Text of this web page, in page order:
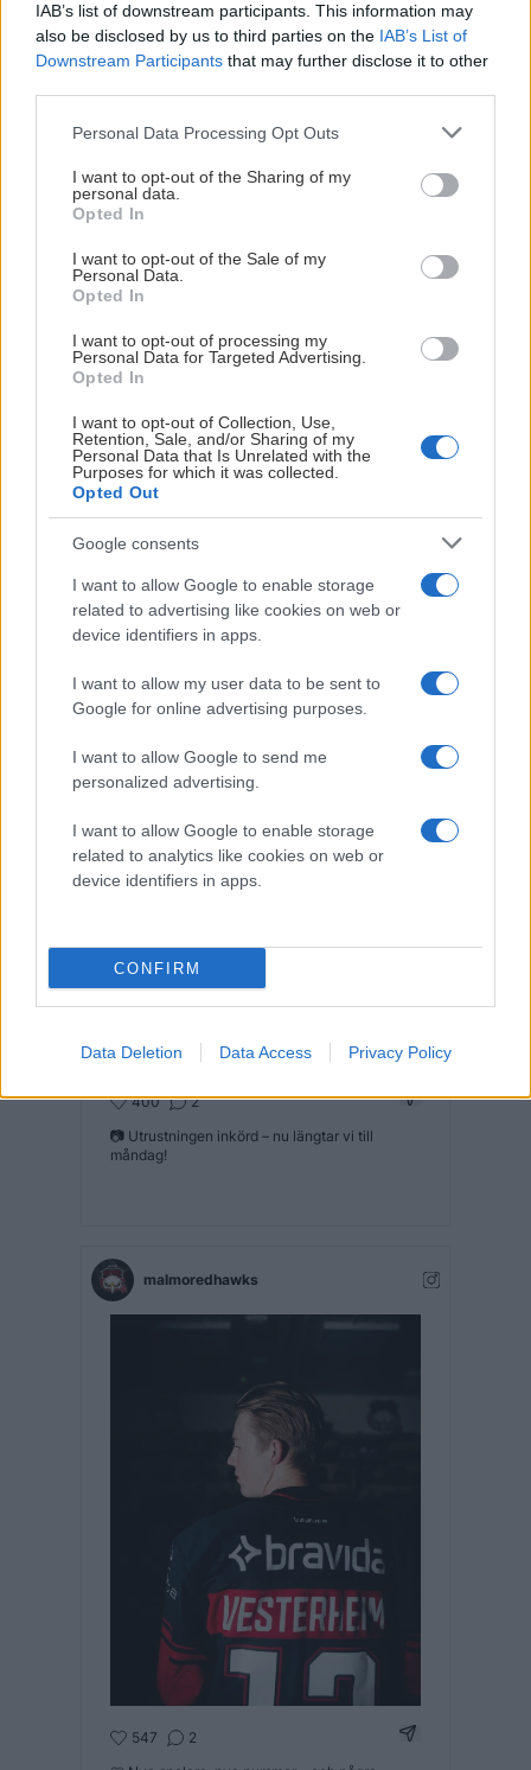
IAB’s list of downstream participants. This information may
also be disclosed by us to third parties on the IAB’s List of
Downstream Participants that may further disclose it to other
Please note that this website/app uses one or more Google
not limited to your visit or usage behaviour. You may click to
grant or deny consent to Google and its third-party tags to
use your data for below specified purposes in below Google
consent section.
Personal Data Processing Opt Outs
I want to opt-out of the Sharing of my
personal data.
Opted In
I want to opt-out of the Sale of my
Personal Data.
Opted In
I want to opt-out of processing my
Personal Data for Targeted Advertising.
Opted In
I want to opt-out of Collection, Use,
Retention, Sale, and/or Sharing of my
Personal Data that Is Unrelated with the
Purposes for which it was collected.
Opted Out
Google consents
I want to allow Google to enable storage
related to advertising like cookies on web or
device identifiers in apps.
I want to allow my user data to be sent to
Google for online advertising purposes.
I want to allow Google to send me
personalized advertising.
I want to allow Google to enable storage
related to analytics like cookies on web or
device identifiers in apps.
CONFIRM
Data Deletion Data Access Privacy Policy
402 3 Dela
🗣️ Någonting man drömmer om!” Precis som
övriga lagkamrater är Janne Kuokkanen
tillbaka i Malmö Arena när försäsongen rullar
upplevelser – både på och utanför isen – samt
hela intervjun på malmoredhawks.com
malmoredhawks
400 2 Dela
📷 Utrustningen inkörd – nu längtar vi till
måndag!
malmoredhawks
547 2 Dela